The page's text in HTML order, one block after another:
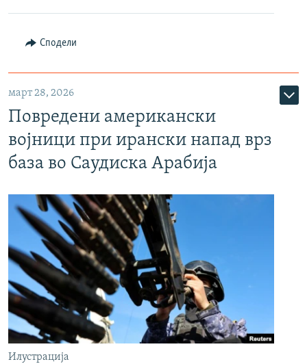
Сподели
март 28, 2026
Повредени американски
војници при ирански напад врз
база во Саудиска Арабија
Илустрација